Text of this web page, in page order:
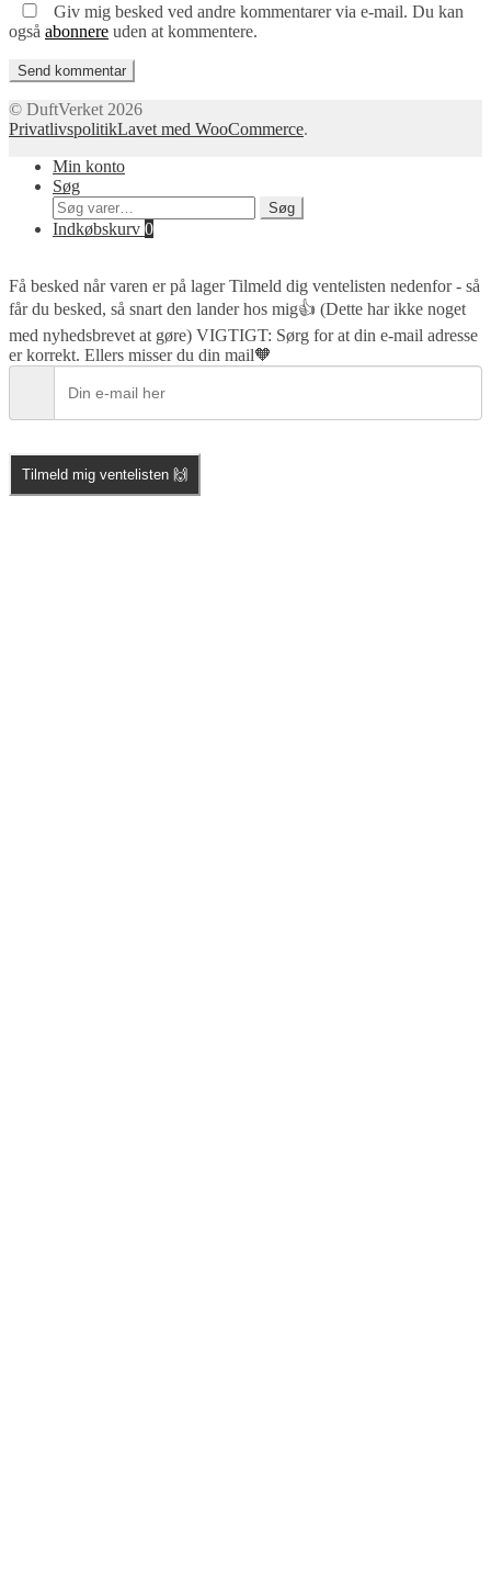
Giv mig besked ved andre kommentarer via e-mail. Du kan
også abonnere uden at kommentere.
© DuftVerket 2026
PrivatlivspolitikLavet med WooCommerce.
Min konto
Søg
Søg
efter:
Søg
Indkøbskurv 0
Få besked når varen er på lagerTilmeld dig ventelisten nedenfor - så
får du besked, så snart den lander hos mig👍 (Dette har ikke noget
med nyhedsbrevet at gøre) VIGTIGT: Sørg for at din e-mail adresse
er korrekt. Ellers misser du din mail🧡
Tilmeld mig ventelisten 🙌